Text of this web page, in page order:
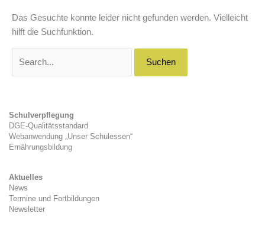
Das Gesuchte konnte leider nicht gefunden werden. Vielleicht
hilft die Suchfunktion.
Schulverpflegung
DGE-Qualitätsstandard
Webanwendung „Unser Schulessen“
Ernährungsbildung
Aktuelles
News
Termine und Fortbildungen
Newsletter